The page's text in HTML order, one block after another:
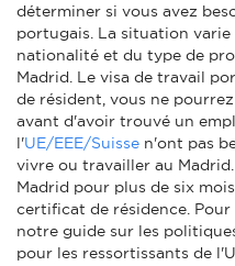
déterminer si vous avez
portugais. La situation
nationalité et du type de
Madrid. Le visa de travail
de résident, vous ne
avant d'avoir trouvé un
l'UE/EEE/Suisse n'ont pas
vivre ou travailler au
Madrid pour plus de six
certificat de résidence.
notre guide sur les
pour les ressortissants de